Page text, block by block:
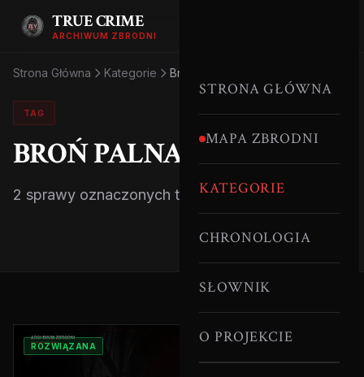
TRUE CRIME
ARCHIWUM ZBRODNI
STRONA GŁÓWNA
MAPA ZBRODNI
KATEGORIE
CHRONOLOGIA
SŁOWNIK
O PROJEKCIE
Strona Główna Kategorie Broń Palna
TAG
BROŃ PALNA
2 sprawy oznaczonych tym tagiem.
ROZWIĄZANA SERYJNI MORDERCY